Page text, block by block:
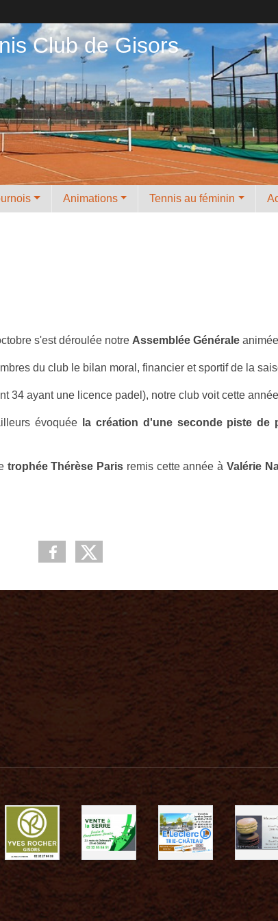
Club de Gisors
Animations Tennis au féminin
s'est déroulée notre Assemblée Générale
du club le bilan moral, financier et sportif de la
34 ayant une licence padel), notre club voit cette
évoquée la création d'une seconde piste de
trophée Thérèse Paris remis cette année à Valérie